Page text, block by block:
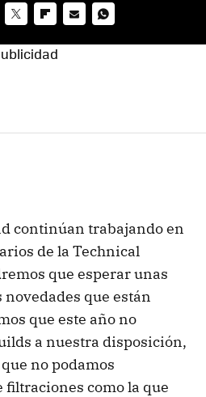
continúan trabajando en
de la Technical
que esperar unas
que están
que este año no
a nuestra disposición,
no podamos
como la que